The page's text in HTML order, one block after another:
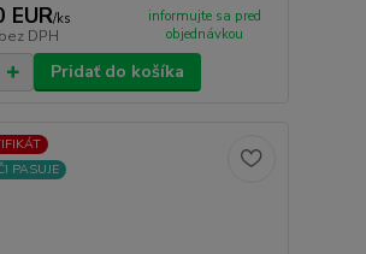
EUR/ks
bez DPH
informujte sa pred
objednávkou
Pridať do košíka
PASUJE